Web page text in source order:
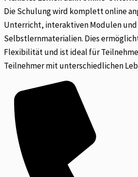
Die Schulung wird komplett online
Unterricht, interaktiven Modulen und
Selbstlernmaterialien. Dies
Flexibilität und ist ideal für
Teilnehmer mit unterschiedlichen